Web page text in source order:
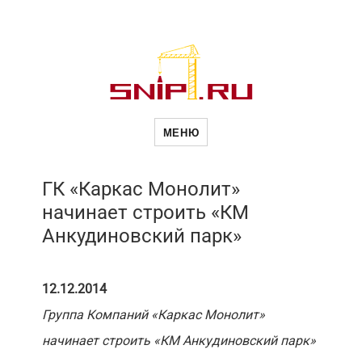
Новое в
МЕНЮ
ГК «Каркас Монолит»
начинает строить «КМ
Анкудиновский парк»
12.12.2014
Группа Компаний «Каркас Монолит»
начинает строить «КМ Анкудиновский парк»